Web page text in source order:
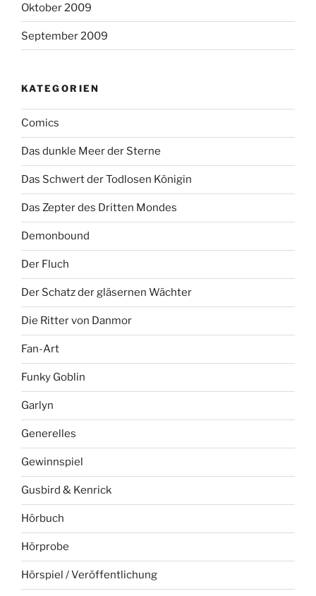
Oktober 2009
September 2009
KATEGORIEN
Comics
Das dunkle Meer der Sterne
Das Schwert der Todlosen Königin
Das Zepter des Dritten Mondes
Demonbound
Der Fluch
Der Schatz der gläsernen Wächter
Die Ritter von Danmor
Fan-Art
Funky Goblin
Garlyn
Generelles
Gewinnspiel
Gusbird & Kenrick
Hörbuch
Hörprobe
Hörspiel / Veröffentlichung